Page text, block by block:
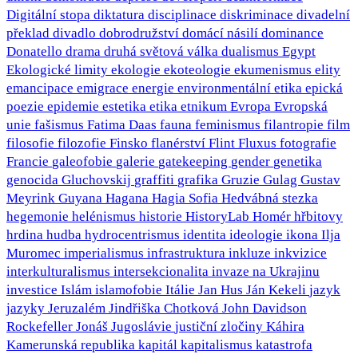
Digitální stopa diktatura disciplinace diskriminace divadelní
překlad divadlo dobrodružství domácí násilí dominance
Donatello drama druhá světová válka dualismus Egypt
Ekologické limity ekologie ekoteologie ekumenismus elity
emancipace emigrace energie environmentální etika epická
poezie epidemie estetika etika etnikum Evropa Evropská
unie fašismus Fatima Daas fauna feminismus filantropie film
filosofie filozofie Finsko flanérství Flint Fluxus fotografie
Francie galeofobie galerie gatekeeping gender genetika
genocida Gluchovskij graffiti grafika Gruzie Gulag Gustav
Meyrink Guyana Hagana Hagia Sofia Hedvábná stezka
hegemonie helénismus historie HistoryLab Homér hřbitovy
hrdina hudba hydrocentrismus identita ideologie ikona Ilja
Muromec imperialismus infrastruktura inkluze inkvizice
interkulturalismus intersekcionalita invaze na Ukrajinu
investice Islám islamofobie Itálie Jan Hus Ján Kekeli jazyk
jazyky Jeruzalém Jindřiška Chotková John Davidson
Rockefeller Jonáš Jugoslávie justiční zločiny Káhira
Kamerunská republika kapitál kapitalismus katastrofa